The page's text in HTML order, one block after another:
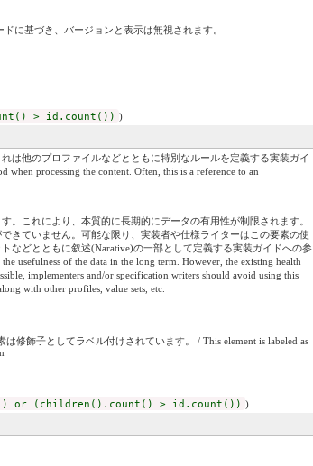
に基づき、バージョンと表示は無視されます。
> id.count()) )
は他のプロファイルなどとともに特別なルールを定義する実装ガイ
when processing the content. Often, this is a reference to an
これにより、本質的に長期的にデータの有用性が制限されます。
きていません。可能な限り、実装者や仕様ライターはこの要素の使
などとともに叙述(Narative)の一部として定義する実装ガイドへの参
usefulness of the data in the long term. However, the existing health
implementers and/or specification writers should avoid using this
with other profiles, value sets, etc.
修飾子としてラベル付けされています。 / This element is labeled as
or (children().count() > id.count()) )